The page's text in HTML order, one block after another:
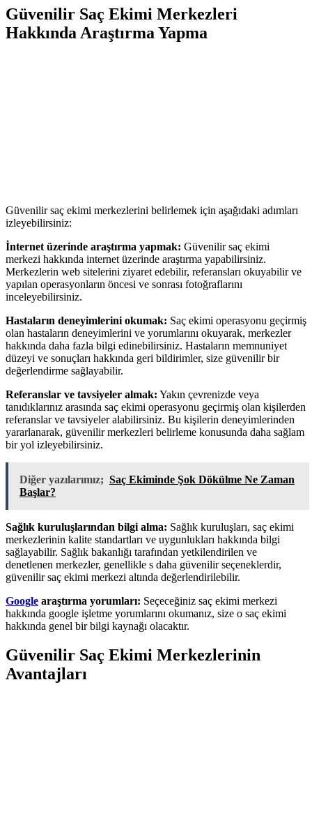
Güvenilir Saç Ekimi Merkezleri
Hakkında Araştırma Yapma
Güvenilir saç ekimi merkezlerini belirlemek için aşağıdaki adımları
izleyebilirsiniz:
İnternet üzerinde araştırma yapmak: Güvenilir saç ekimi
merkezi hakkında internet üzerinde araştırma yapabilirsiniz.
Merkezlerin web sitelerini ziyaret edebilir, referansları okuyabilir ve
yapılan operasyonların öncesi ve sonrası fotoğraflarını
inceleyebilirsiniz.
Hastaların deneyimlerini okumak: Saç ekimi operasyonu geçirmiş
olan hastaların deneyimlerini ve yorumlarını okuyarak, merkezler
hakkında daha fazla bilgi edinebilirsiniz. Hastaların memnuniyet
düzeyi ve sonuçları hakkında geri bildirimler, size güvenilir bir
değerlendirme sağlayabilir.
Referanslar ve tavsiyeler almak: Yakın çevrenizde veya
tanıdıklarınız arasında saç ekimi operasyonu geçirmiş olan kişilerden
referanslar ve tavsiyeler alabilirsiniz. Bu kişilerin deneyimlerinden
yararlanarak, güvenilir merkezleri belirleme konusunda daha sağlam
bir yol izleyebilirsiniz.
Diğer yazılarımız; Saç Ekiminde Şok Dökülme Ne Zaman
Başlar?
Sağlık kuruluşlarından bilgi alma: Sağlık kuruluşları, saç ekimi
merkezlerinin kalite standartları ve uygunlukları hakkında bilgi
sağlayabilir. Sağlık bakanlığı tarafından yetkilendirilen ve
denetlenen merkezler, genellikle s daha güvenilir seçeneklerdir,
güvenilir saç ekimi merkezi altında değerlendirilebilir.
Google araştırma yorumları: Seçeceğiniz saç ekimi merkezi
hakkında google işletme yorumlarını okumanız, size o saç ekimi
hakkında genel bir bilgi kaynağı olacaktır.
Güvenilir Saç Ekimi Merkezlerinin
Avantajları